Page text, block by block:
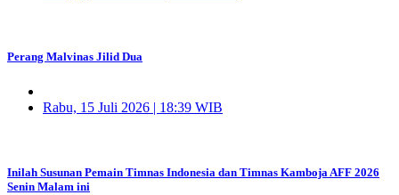
Perang Malvinas Jilid Dua
Rabu, 15 Juli 2026 | 18:39 WIB
Inilah Susunan Pemain Timnas Indonesia dan Timnas Kamboja AFF 2026
Senin Malam ini